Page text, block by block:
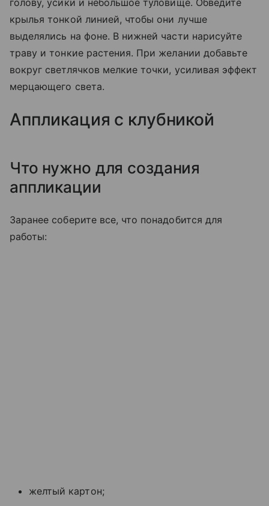
голову, усики и небольшое туловище. Обведите
крылья тонкой линией, чтобы они лучше
выделялись на фоне. В нижней части нарисуйте
траву и тонкие растения. При желании добавьте
вокруг светлячков мелкие точки, усиливая эффект
мерцающего света.
Аппликация с клубникой
Что нужно для создания
аппликации
Заранее соберите все, что понадобится для
работы:
желтый картон;